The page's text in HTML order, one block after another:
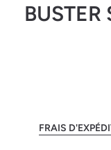
FRAIS